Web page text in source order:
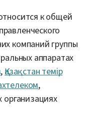
к общей
компаний группы
аппаратах
, Қазақстан темір
,
организациях